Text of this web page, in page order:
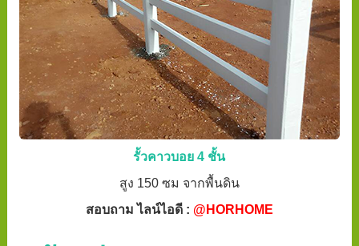
รั้วคาวบอย 4 ชั้น
สูง 150 ซม จากพื้นดิน
สอบถาม ไลน์ไอดี : @HORHOME